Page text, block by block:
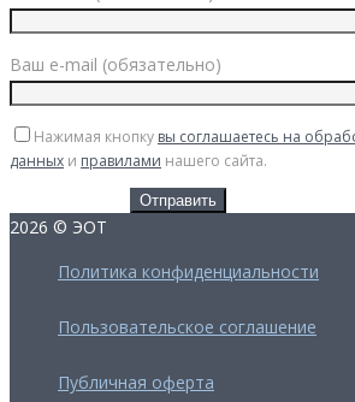
Ваш e-mail (обязательно)
Нажимая кнопку вы соглашаетесь на
данных и правилами нашего сайта.
2026 © ЭОТ
Политика конфиденциальности
Пользовательское соглашение
Публичная оферта